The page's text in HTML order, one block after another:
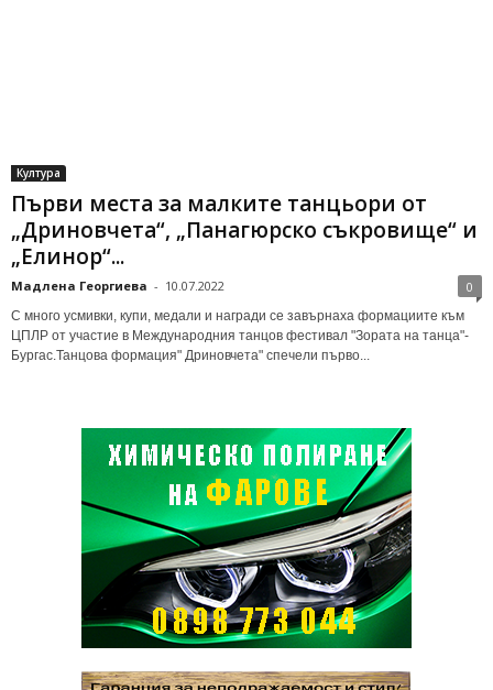
Култура
Първи места за малките танцьори от
„Дриновчета“, „Панагюрско съкровище“ и
„Елинор“...
Мадлена Георгиева - 10.07.2022 0
С много усмивки, купи, медали и награди се завърнаха формациите към
ЦПЛР от участие в Международния танцов фестивал "Зората на танца"-
Бургас.Танцова формация" Дриновчета" спечели първо...